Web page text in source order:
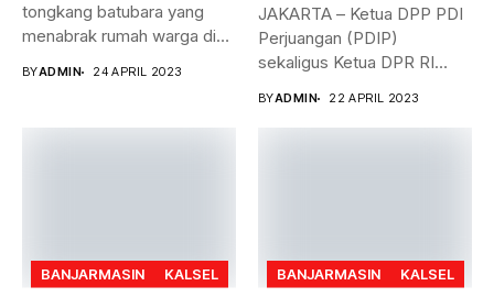
tongkang batubara yang
menabrak rumah warga di
BYADMIN 24 APRIL 2023
JAKARTA – Ketua DPP PDI
Perjuangan (PDIP)
sekaligus Ketua DPR RI
BYADMIN 22 APRIL 2023
BANJARMASIN KALSEL BANJARMASIN KALSEL